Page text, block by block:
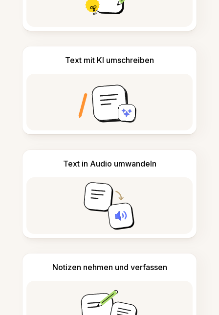
Text mit KI umschreiben
Text in Audio umwandeln
Notizen nehmen und verfassen